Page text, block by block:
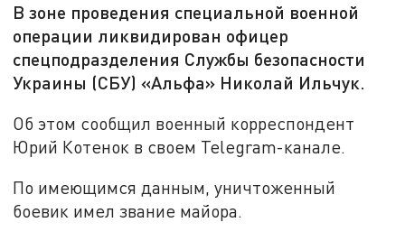
В зоне проведения специальной военной
операции ликвидирован офицер
спецподразделения Службы безопасности
Украины (СБУ) «Альфа» Николай Ильчук.
Об этом сообщил военный корреспондент
Юрий Котенок в своем Telegram-канале.
По имеющимся данным, уничтоженный
боевик имел звание майора.